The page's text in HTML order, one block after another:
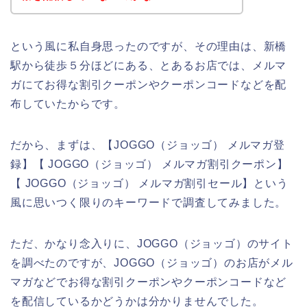
という風に私自身思ったのですが、その理由は、新橋
駅から徒歩５分ほどにある、とあるお店では、メルマ
ガにてお得な割引クーポンやクーポンコードなどを配
布していたからです。
だから、まずは、【JOGGO（ジョッゴ） メルマガ登
録】【 JOGGO（ジョッゴ） メルマガ割引クーポン】
【 JOGGO（ジョッゴ） メルマガ割引セール】という
風に思いつく限りのキーワードで調査してみました。
ただ、かなり念入りに、JOGGO（ジョッゴ）のサイト
を調べたのですが、JOGGO（ジョッゴ）のお店がメル
マガなどでお得な割引クーポンやクーポンコードなど
を配信しているかどうかは分かりませんでした。